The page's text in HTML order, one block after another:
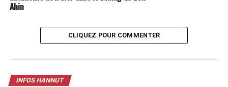
Une enquête pour définir les enjeux clés des élections
Un théâtre intinérant va poser son chapiteau à Hannut
Ahin
CLIQUEZ POUR COMMENTER
INFOS HANNUT